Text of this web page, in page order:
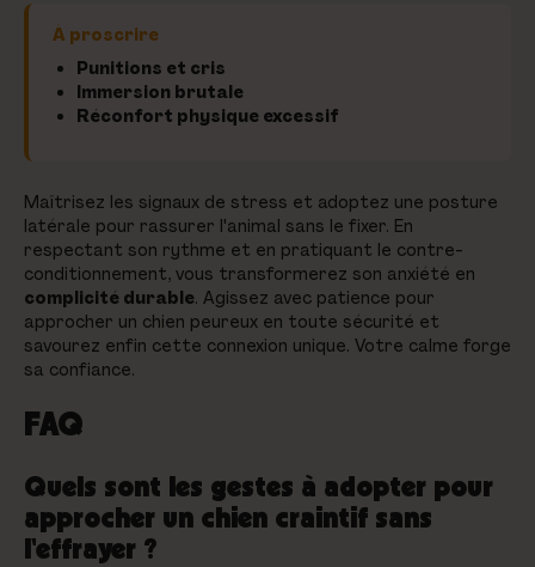
À proscrire
Punitions et cris
Immersion brutale
Réconfort physique excessif
Maîtrisez les signaux de stress et adoptez une posture
latérale pour rassurer l'animal sans le fixer. En
respectant son rythme et en pratiquant le contre-
conditionnement, vous transformerez son anxiété en
complicité durable. Agissez avec patience pour
approcher un chien peureux en toute sécurité et
savourez enfin cette connexion unique. Votre calme forge
sa confiance.
FAQ
Quels sont les gestes à adopter pour
approcher un chien craintif sans
l'effrayer ?